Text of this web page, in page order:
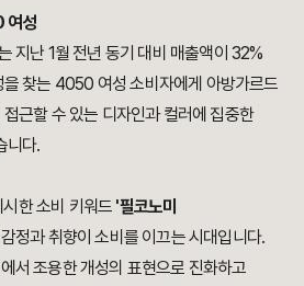
여성
지난 1월 전년 동기 대비 매출액이 32%
찾는 4050 여성 소비자에게 아방가르드
근할 수 있는 디자인과 컬러에 집중한
니다.
한 소비 키워드 '필코노미
정과 취향이 소비를 이끄는 시대입니다.
서 조용한 개성의 표현으로 진화하고